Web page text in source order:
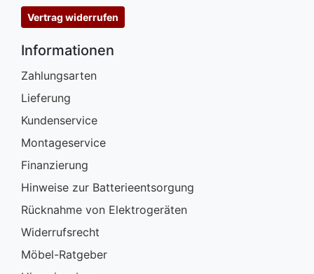
Vertrag widerrufen
Informationen
Zahlungsarten
Lieferung
Kundenservice
Montageservice
Finanzierung
Hinweise zur Batterieentsorgung
Rücknahme von Elektrogeräten
Widerrufsrecht
Möbel-Ratgeber